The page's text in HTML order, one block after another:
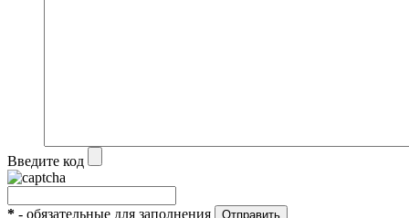
Введите код
* - обязательные для заполнения